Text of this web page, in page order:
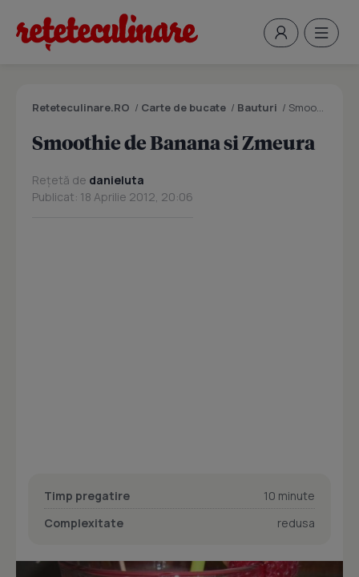
Reteteculinare.RO / Carte de bucate / Bauturi / Smoothie de Banana si Zmeura
Smoothie de Banana si Zmeura
Rețetă de danieluta
Publicat: 18 Aprilie 2012, 20:06
Timp pregatire
10 minute
Complexitate
redusa